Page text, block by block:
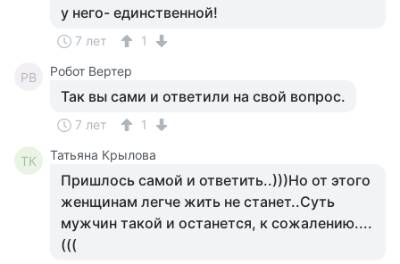
у него- единственной!
7 лет 1
РВ Робот Вертер
Так вы сами и ответили на свой вопрос.
7 лет 1
ТК Татьяна Крылова
Пришлось самой и ответить..)))Но от этого
женщинам легче жить не станет..Суть
мужчин такой и останется, к сожалению....
(((